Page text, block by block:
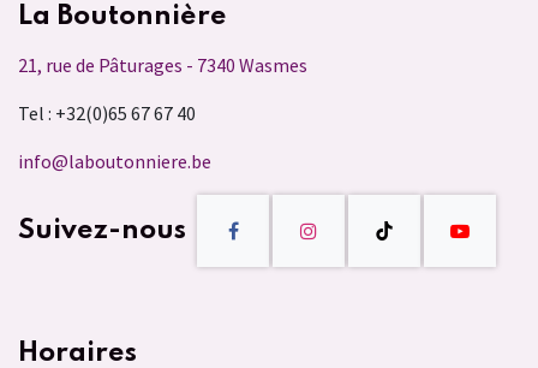
La Boutonnière
21, rue de Pâturages - 7340 Wasmes
Tel : +32(0)65 67 67 40
info@laboutonniere.be
Suivez-nous
Horaires